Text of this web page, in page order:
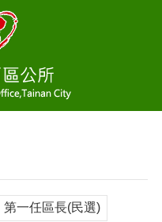
第一任區長(民選)